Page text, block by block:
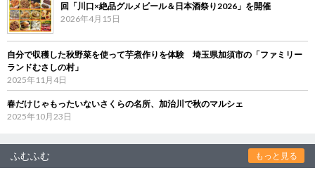
回「川口×絶品グルメビール＆日本酒祭り2026」を開催
2026年4月15日
自分で収穫した秋野菜を使って芋煮作りを体験 埼玉県加須市の「ファミリー
ランドむさしの村」
2025年11月4日
春だけじゃもったいないさくらの名所、加治川で秋のマルシェ
2025年10月23日
ふむふむ もっと見る